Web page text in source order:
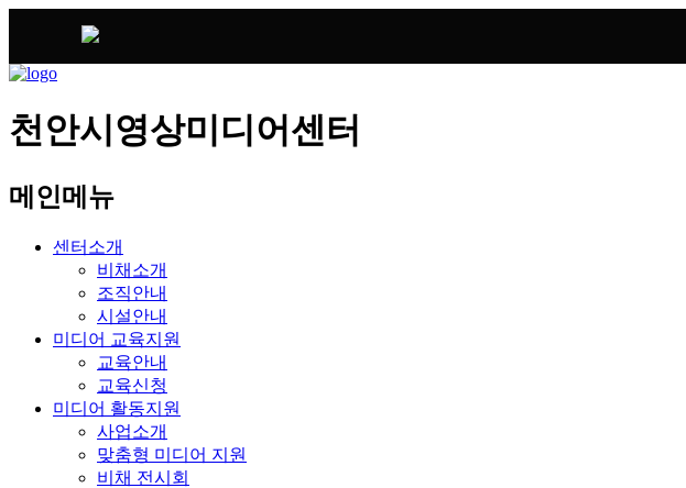
천안시영상미디어센터
메인메뉴
센터소개
비채소개
조직안내
시설안내
미디어 교육지원
교육안내
교육신청
미디어 활동지원
사업소개
맞춤형 미디어 지원
비채 전시회